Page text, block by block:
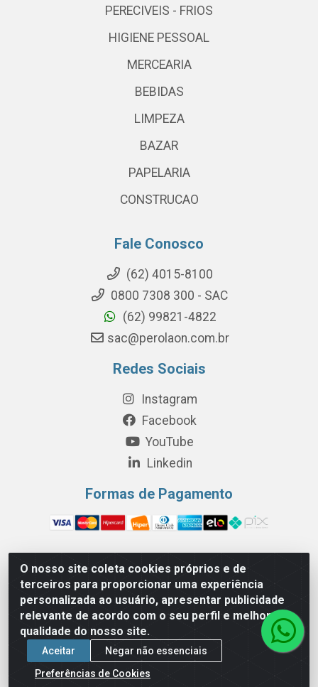
O nosso site coleta cookies próprios e de
terceiros para proporcionar uma experiência
personalizada ao usuário, apresentar publicidade
relevante de acordo com o seu perfil e melhorar a
qualidade do nosso site.
Aceitar
Negar não essenciais
Preferências de Cookies
PERECIVEIS - FRIOS
HIGIENE PESSOAL
MERCEARIA
BEBIDAS
LIMPEZA
BAZAR
PAPELARIA
CONSTRUCAO
Fale Conosco
(62) 4015-8100
0800 7308 300 - SAC
(62) 99821-4822
sac@perolaon.com.br
Redes Sociais
Instagram
Facebook
YouTube
Linkedin
Formas de Pagamento
Perola Distribuição e Logística S/A - Av. Anhanguera km 24 N°
200 Bloco 12-A -Jardim Jaraguá, São Paulo/SP - Cep 05.275-
000 - CNPJ 06.204.131/0001-77